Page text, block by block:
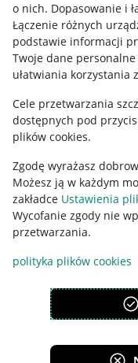
o nich. Dopasowanie i
Łączenie różnych
podstawie informacji
Twoje dane
ułatwiania korzystania
Cele przetwarzania
dostępnych pod
plików cookies.
Zgodę wyrażasz
Możesz ją w każdym
zakładce Ustawienia
Wycofanie zgody nie
przetwarzania.
polityka plików cookies
Regulamin
Polityka plików
Ustawienia plików
Udostępnianie
Informacje dla Aktu o
Pobierz aplikację